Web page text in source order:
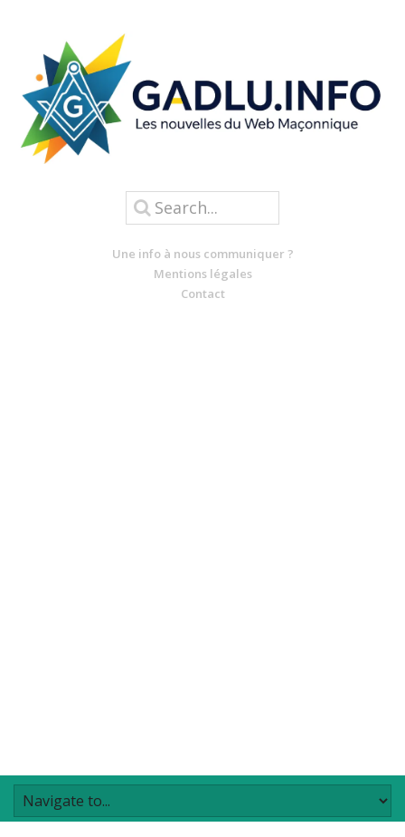
Une info à nous communiquer ?
Mentions légales
Contact